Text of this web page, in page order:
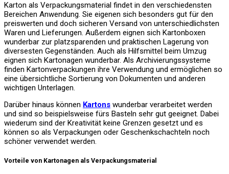
Karton als Verpackungsmaterial findet in den verschiedensten
Bereichen Anwendung. Sie eigenen sich besonders gut für den
preiswerten und doch sicheren Versand von unterschiedlichsten
Waren und Lieferungen. Außerdem eignen sich Kartonboxen
wunderbar zur platzsparenden und praktischen Lagerung von
diversesten Gegenständen. Auch als Hilfsmittel beim Umzug
eignen sich Kartonagen wunderbar. Als Archivierungssysteme
finden Kartonverpackungen ihre Verwendung und ermöglichen so
eine übersichtliche Sortierung von Dokumenten und anderen
wichtigen Unterlagen.
Darüber hinaus können Kartons wunderbar verarbeitet werden
und sind so beispielsweise fürs Basteln sehr gut geeignet. Dabei
wiederum sind der Kreativität keine Grenzen gesetzt und es
können so als Verpackungen oder Geschenkschachteln noch
schöner verwendet werden.
Vorteile von Kartonagen als Verpackungsmaterial